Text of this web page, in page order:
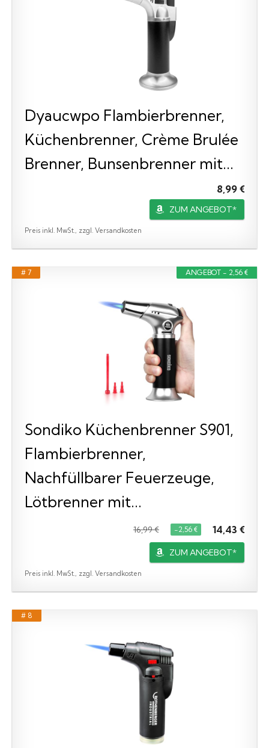
Dyaucwpo Flambierbrenner,
Küchenbrenner, Crème Brulée
Brenner, Bunsenbrenner mit...
8,99 €
ZUM ANGEBOT*
Preis inkl. MwSt., zzgl. Versandkosten
ANGEBOT - 2,56 €
# 7
Sondiko Küchenbrenner S901,
Flambierbrenner,
Nachfüllbarer Feuerzeuge,
Lötbrenner mit...
16,99 € −2,56 € 14,43 €
ZUM ANGEBOT*
Preis inkl. MwSt., zzgl. Versandkosten
# 8